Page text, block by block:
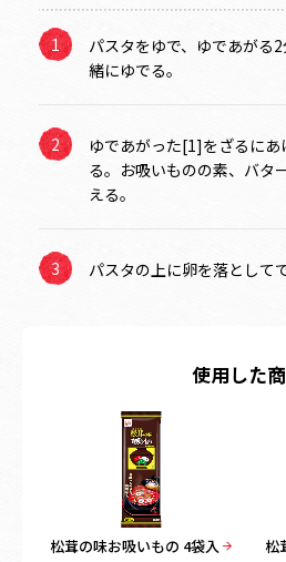
パスタをゆで、ゆであがる
緒にゆでる。
ゆであがった[1]をざるに
る。お吸いものの素、バタ
える。
パスタの上に卵を落として
使用した
松茸の味お吸いもの 4袋入 松